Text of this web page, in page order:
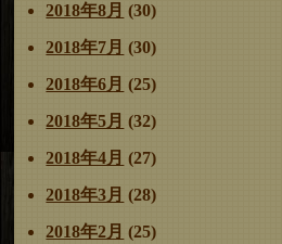
2018年8月 (30)
2018年7月 (30)
2018年6月 (25)
2018年5月 (32)
2018年4月 (27)
2018年3月 (28)
2018年2月 (25)